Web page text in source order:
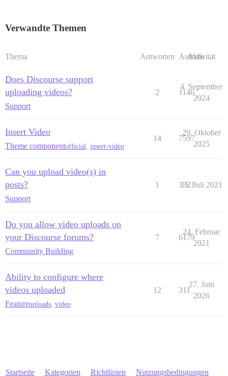
Verwandte Themen
Thema Antworten Aufrufe
Aktivität
Does Discourse support
uploading videos?
Support
2 1146
4. September
2024
Insert Video
Theme componentofficial insert-video
14 7597
29. Oktober
2025
Can you upload video(s) in
posts?
Support
1 1321
15. Juli 2021
Do you allow video uploads on
your Discourse forums?
Community Building
7 6179
24. Februar
2021
Ability to configure where
videos uploaded
Featureuploads video
12 311
27. Juni
2026
Startseite Kategorien Richtlinien Nutzungsbedingungen